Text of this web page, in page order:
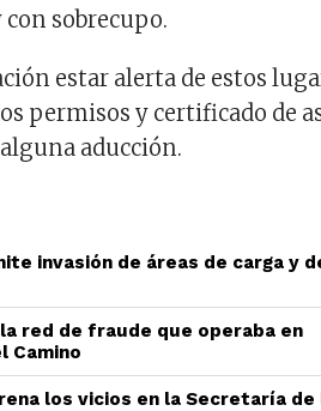
sobrecupo.
estar alerta de estos
permisos y certificado de
aducción.
invasión de áreas de carga y
red de fraude que operaba en
Camino
los vicios en la Secretaría de